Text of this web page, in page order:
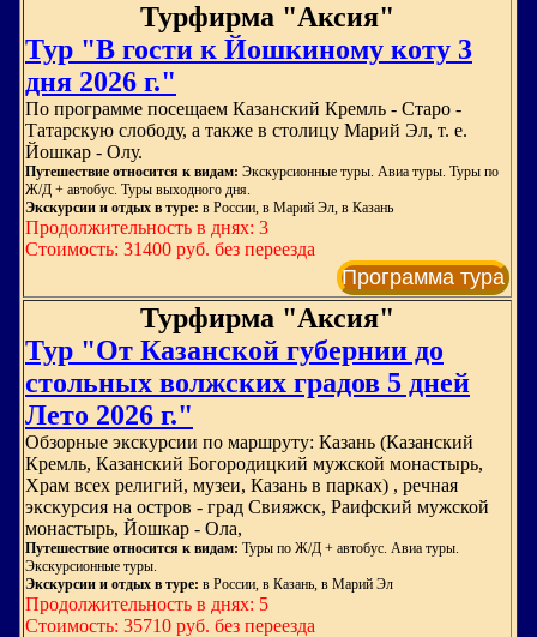
Турфирма "Аксия"
Тур "В гости к Йошкиному коту 3
дня 2026 г."
По программе посещаем Казанский Кремль - Старо -
Татарскую слободу, а также в столицу Марий Эл, т. е.
Йошкар - Олу.
Путешествие относится к видам: Экскурсионные туры. Авиа туры. Туры по
Ж/Д + автобус. Туры выходного дня.
Экскурсии и отдых в туре: в России, в Марий Эл, в Казань
Продолжительность в днях: 3
Стоимость: 31400 руб. без переезда
Программа тура
Турфирма "Аксия"
Тур "От Казанской губернии до
стольных волжских градов 5 дней
Лето 2026 г."
Обзорные экскурсии по маршруту: Казань (Казанский
Кремль, Казанский Богородицкий мужской монастырь,
Храм всех религий, музеи, Казань в парках) , речная
экскурсия на остров - град Свияжск, Раифский мужской
монастырь, Йошкар - Ола,
Путешествие относится к видам: Туры по Ж/Д + автобус. Авиа туры.
Экскурсионные туры.
Экскурсии и отдых в туре: в России, в Казань, в Марий Эл
Продолжительность в днях: 5
Стоимость: 35710 руб. без переезда